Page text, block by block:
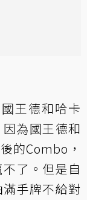
王德和哈卡
為國王德和
的Combo，
了。但是自
手牌不給對